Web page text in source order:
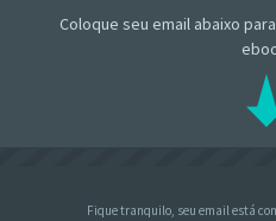
Coloque seu email abaixo
Fique tranquilo, seu email está